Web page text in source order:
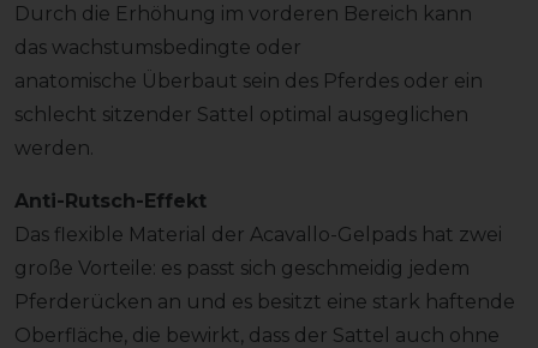
Durch die Erhöhung im vorderen Bereich kann
das wachstumsbedingte oder
anatomische Überbaut sein des Pferdes oder ein
schlecht sitzender Sattel optimal ausgeglichen
werden.
Anti-Rutsch-Effekt
Das flexible Material der Acavallo-Gelpads hat zwei
große Vorteile: es passt sich geschmeidig jedem
Pferderücken an und es besitzt eine stark haftende
Oberfläche, die bewirkt, dass der Sattel auch ohne